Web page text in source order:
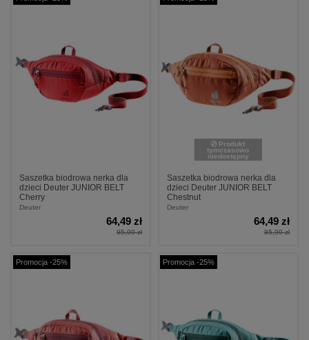
Saszetka biodrowa nerka dla
dzieci Deuter JUNIOR BELT
Cherry
Deuter
64,49 zł
85,99 zł
Produkt
tymczasowo
niedostępny
Saszetka biodrowa nerka dla
dzieci Deuter JUNIOR BELT
Chestnut
Deuter
64,49 zł
85,99 zł
Promocja -25% Promocja -25%